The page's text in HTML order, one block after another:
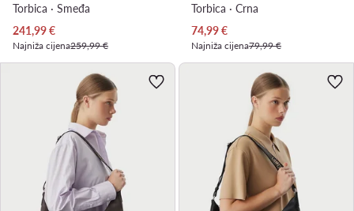
Torbica · Smeđa
Trenutna cijena
241,99€
Najniža cijena259,99 €
Torbica · Crna
Trenutna cijena
74,99€
Najniža cijena79,99 €